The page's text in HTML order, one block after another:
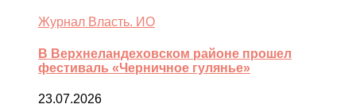
Журнал Власть. ИО
В Верхнеландеховском районе прошел
фестиваль «Черничное гулянье»
23.07.2026